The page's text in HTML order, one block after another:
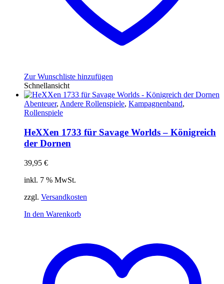
Zur Wunschliste hinzufügen
Schnellansicht
Abenteuer, Andere Rollenspiele, Kampagnenband,
Rollenspiele
HeXXen 1733 für Savage Worlds – Königreich
der Dornen
39,95 €
inkl. 7 % MwSt.
zzgl. Versandkosten
In den Warenkorb